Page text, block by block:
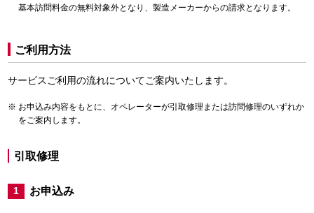
基本訪問料金の無料対象外となり、製造メーカーからの請求となります。
ご利用方法
サービスご利用の流れについてご案内いたします。
お申込み内容をもとに、オペレーターが引取修理または訪問修理のいずれか
をご案内します。
引取修理
1 お申込み